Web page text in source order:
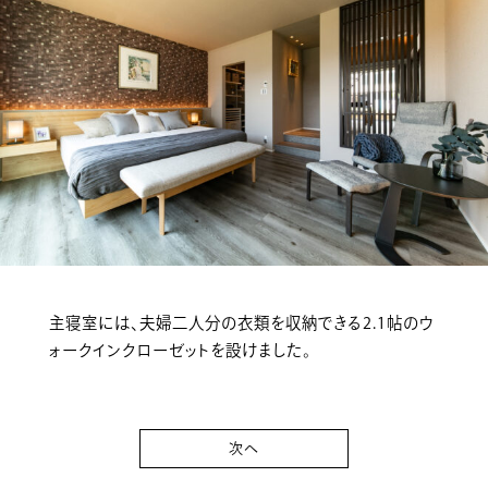
主寝室には、夫婦二人分の衣類を収納できる2.1帖のウ
ォークインクローゼットを設けました。
次へ